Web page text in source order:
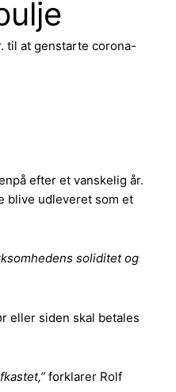
til at genstarte corona-
efter et vanskelig år.
blive udleveret som et
soliditet og
eller siden skal betales
forklarer Rolf